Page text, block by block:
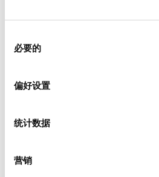
必要的
偏好设置
统计数据
营销